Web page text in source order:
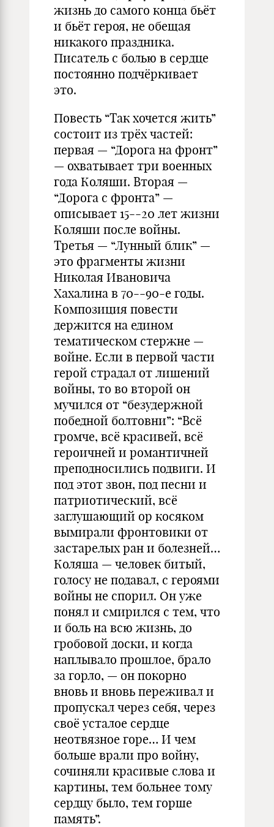
жизнь до самого конца бьёт
и бьёт героя, не обещая
никакого праздника.
Писатель с болью в сердце
постоянно подчёркивает
это.
Повесть “Так хочется жить”
состоит из трёх частей:
первая — “Дорога на фронт”
— охватывает три военных
года Коляши. Вторая —
“Дорога с фронта” —
описывает 15--20 лет жизни
Коляши после войны.
Третья — “Лунный блик” —
это фрагменты жизни
Николая Ивановича
Хахалина в 70--90-е годы.
Композиция повести
держится на едином
тематическом стержне —
войне. Если в первой части
герой страдал от лишений
войны, то во второй он
мучился от “безудержной
победной болтовни”: “Всё
громче, всё красивей, всё
героичней и романтичней
преподносились подвиги. И
под этот звон, под песни и
патриотический, всё
заглушающий ор косяком
вымирали фронтовики от
застарелых ран и болезней…
Коляша — человек битый,
голосу не подавал, с героями
войны не спорил. Он уже
понял и смирился с тем, что
и боль на всю жизнь, до
гробовой доски, и когда
наплывало прошлое, брало
за горло, — он покорно
вновь и вновь переживал и
пропускал через себя, через
своё усталое сердце
неотвязное горе… И чем
больше врали про войну,
сочиняли красивые слова и
картины, тем больнее тому
сердцу было, тем горше
память”.